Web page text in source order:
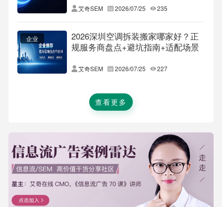
艾奇SEM 2026/07/25 235
企业
2026深圳空调拆装搬家哪家好？正
规服务商盘点+避坑指南+适配场景
艾奇SEM 2026/07/25 227
查看更多